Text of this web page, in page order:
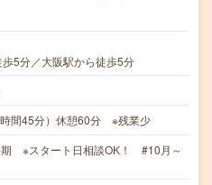
5分／大阪駅から徒歩5分
間45分）休憩60分 ※残業少
期 ※スタート日相談OK！ #10月～